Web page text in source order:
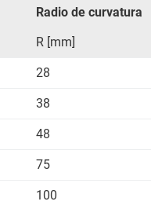
Radio de curvatura
R [mm]
28
38
48
75
100